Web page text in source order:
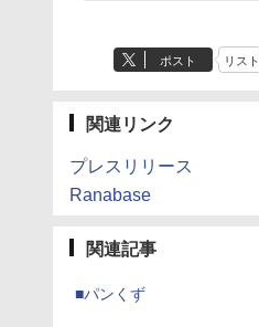
ポスト リスト
関連リンク
プレスリリース
Ranabase
関連記事
■パンくず